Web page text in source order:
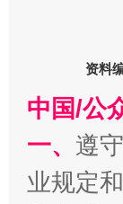
资料
中国/公
一、 遵
业规定